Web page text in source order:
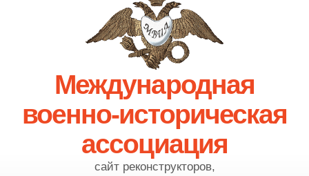
Международная
военно-историческая
ассоциация
сайт реконструкторов,